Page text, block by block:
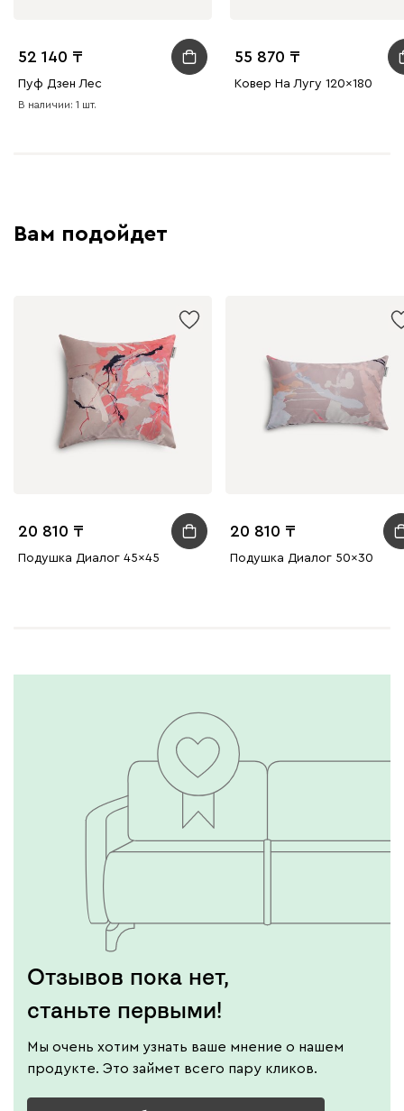
52 140
Пуф Дзен Лес
В наличии: 1 шт.
55 870
Ковер На Лугу 120x180
Вам подойдет
20 810
Подушка Диалог 45x45
20 810
Подушка Диалог 50x30
Отзывов пока нет,
станьте первыми!
Мы очень хотим узнать ваше мнение о нашем
продукте. Это займет всего пару кликов.